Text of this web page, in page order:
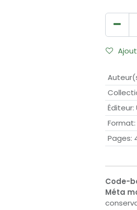
Éditeur:
Format:
Pages:
Code-
Méta